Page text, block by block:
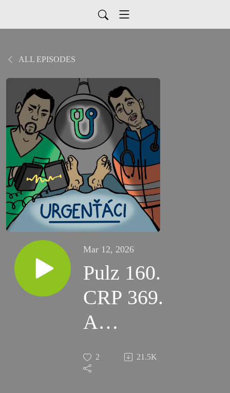
ALL EPISODES
Mar 12, 2026
Pulz 160.
CRP 369.
A
obojstranný
zápal pľúc
2 21.5K